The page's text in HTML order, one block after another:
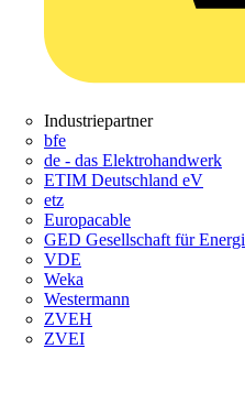
Industriepartner
bfe
de - das Elektrohandwerk
ETIM Deutschland eV
etz
Europacable
GED Gesellschaft für
VDE
Weka
Westermann
ZVEH
ZVEI